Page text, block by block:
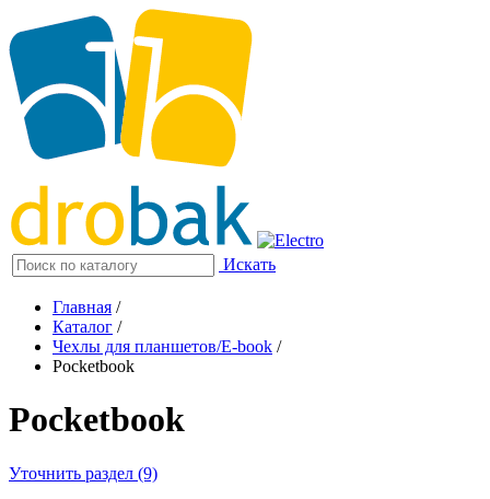
Искать
Главная /
Каталог /
Чехлы для планшетов/E-book /
Pocketbook
Pocketbook
Уточнить раздел (9)